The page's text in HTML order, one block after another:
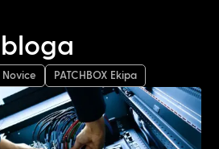
bloga
Novice PATCHBOX Ekipa